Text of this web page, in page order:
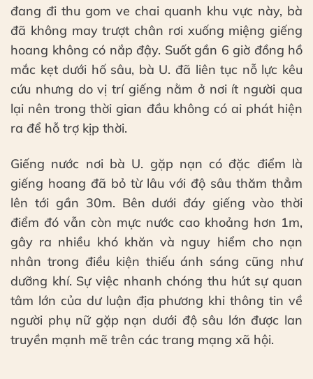
đang đi thu gom ve chai quanh khu vực này, bà
đã không may trượt chân rơi xuống miệng giếng
hoang không có nắp đậy. Suốt gần 6 giờ đồng hồ
mắc kẹt dưới hố sâu, bà U. đã liên tục nỗ lực kêu
cứu nhưng do vị trí giếng nằm ở nơi ít người qua
lại nên trong thời gian đầu không có ai phát hiện
ra để hỗ trợ kịp thời.
Giếng nước nơi bà U. gặp nạn có đặc điểm là
giếng hoang đã bỏ từ lâu với độ sâu thăm thẳm
lên tới gần 30m. Bên dưới đáy giếng vào thời
điểm đó vẫn còn mực nước cao khoảng hơn 1m,
gây ra nhiều khó khăn và nguy hiểm cho nạn
nhân trong điều kiện thiếu ánh sáng cũng như
dưỡng khí. Sự việc nhanh chóng thu hút sự quan
tâm lớn của dư luận địa phương khi thông tin về
người phụ nữ gặp nạn dưới độ sâu lớn được lan
truyền mạnh mẽ trên các trang mạng xã hội.